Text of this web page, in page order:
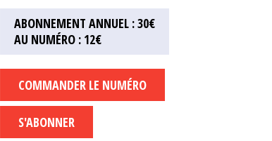
ABONNEMENT ANNUEL : 30€
AU NUMÉRO : 12€
COMMANDER LE NUMÉRO
S'ABONNER